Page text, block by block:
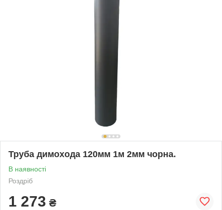
Труба димохода 120мм 1м 2мм чорна.
В наявності
Роздріб
1 273 ₴